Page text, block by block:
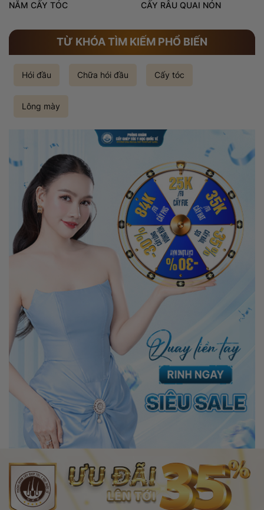
NĂM CẤY TÓC
CẤY RÂU QUAI NÓN
TỪ KHÓA TÌM KIẾM PHỔ BIẾN
Hói đầu Chữa hói đầu Cấy tóc
Lông mày